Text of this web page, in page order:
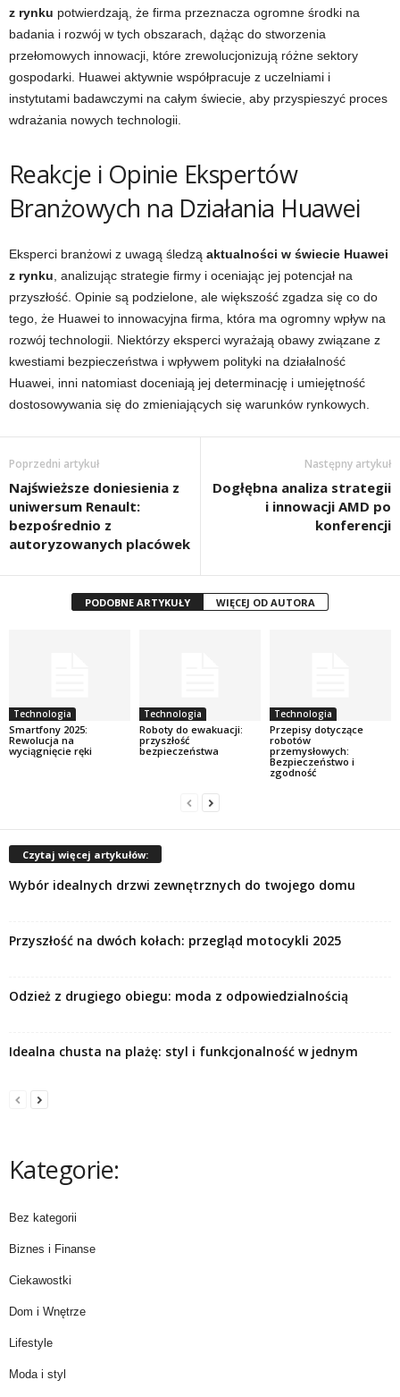
z rynku potwierdzają, że firma przeznacza ogromne środki na
badania i rozwój w tych obszarach, dążąc do stworzenia
przełomowych innowacji, które zrewolucjonizują różne sektory
gospodarki. Huawei aktywnie współpracuje z uczelniami i
instytutami badawczymi na całym świecie, aby przyspieszyć proces
wdrażania nowych technologii.
Reakcje i Opinie Ekspertów
Branżowych na Działania Huawei
Eksperci branżowi z uwagą śledzą aktualności w świecie Huawei
z rynku , analizując strategie firmy i oceniając jej potencjał na
przyszłość. Opinie są podzielone, ale większość zgadza się co do
tego, że Huawei to innowacyjna firma, która ma ogromny wpływ na
rozwój technologii. Niektórzy eksperci wyrażają obawy związane z
kwestiami bezpieczeństwa i wpływem polityki na działalność
Huawei, inni natomiast doceniają jej determinację i umiejętność
dostosowywania się do zmieniających się warunków rynkowych.
Poprzedni artykuł
Najświeższe doniesienia z
uniwersum Renault:
bezpośrednio z
autoryzowanych placówek
Następny artykuł
Dogłębna analiza strategii
i innowacji AMD po
konferencji
PODOBNE ARTYKUŁY WIĘCEJ OD AUTORA
Technologia
Smartfony 2025:
Rewolucja na
wyciągnięcie ręki
Technologia
Roboty do ewakuacji:
przyszłość
bezpieczeństwa
Technologia
Przepisy dotyczące
robotów
przemysłowych:
Bezpieczeństwo i
zgodność
Czytaj więcej artykułów:
Wybór idealnych drzwi zewnętrznych do twojego domu
Przyszłość na dwóch kołach: przegląd motocykli 2025
Odzież z drugiego obiegu: moda z odpowiedzialnością
Idealna chusta na plażę: styl i funkcjonalność w jednym
Kategorie:
Bez kategorii
Biznes i Finanse
Ciekawostki
Dom i Wnętrze
Lifestyle
Moda i styl